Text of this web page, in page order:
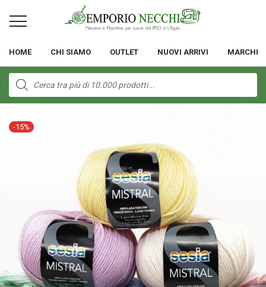
HOME CHI SIAMO OUTLET NUOVI ARRIVI MARCHI
Products
search
-15%